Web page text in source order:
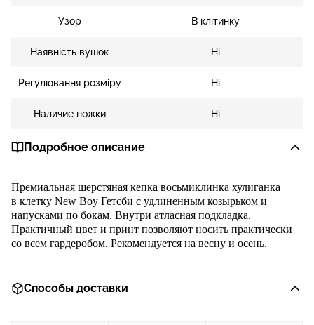
Узор В клітинку
Наявність вушок Ні
Регулювання розміру Ні
Наличие ножки Ні
Подробное описание
Премиальная шерстяная кепка восьмиклинка хулиганка
в клетку New Boy Гетсби с удлиненным козырьком и
напусками по бокам. Внутри атласная подкладка.
Практичный цвет и принт позволяют носить практически
со всем гардеробом. Рекомендуется на весну и осень.
Способы доставки